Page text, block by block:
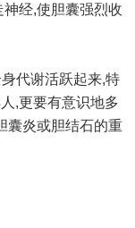
经,使胆囊强烈收
代谢活跃起来,特
,更要有意识地多
囊炎或胆结石的重